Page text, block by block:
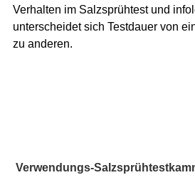
Verhalten im Salzsprühtest und
unterscheidet sich Testdauer von
zu anderen.
Verwendungs-